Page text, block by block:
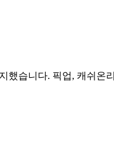
했습니다. 픽업, 캐쉬온리